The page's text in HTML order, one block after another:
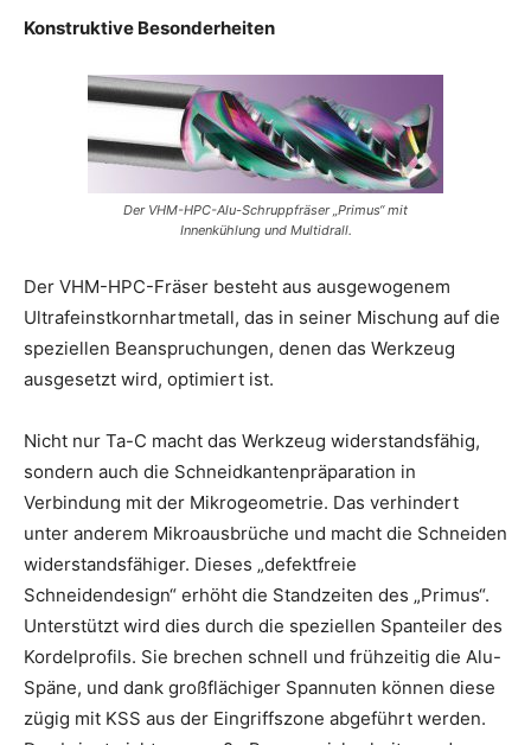
Konstruktive Besonderheiten
Der VHM-HPC-Alu-Schruppfräser „Primus“ mit
Innenkühlung und Multidrall.
Der VHM-HPC-Fräser besteht aus ausgewogenem
Ultrafeinstkornhartmetall, das in seiner Mischung auf die
speziellen Beanspruchungen, denen das Werkzeug
ausgesetzt wird, optimiert ist.
Nicht nur Ta-C macht das Werkzeug widerstandsfähig,
sondern auch die Schneidkantenpräparation in
Verbindung mit der Mikrogeometrie. Das verhindert
unter anderem Mikroausbrüche und macht die Schneiden
widerstandsfähiger. Dieses „defektfreie
Schneidendesign“ erhöht die Standzeiten des „Primus“.
Unterstützt wird dies durch die speziellen Spanteiler des
Kordelprofils. Sie brechen schnell und frühzeitig die Alu-
Späne, und dank großflächiger Spannuten können diese
zügig mit KSS aus der Eingriffszone abgeführt werden.